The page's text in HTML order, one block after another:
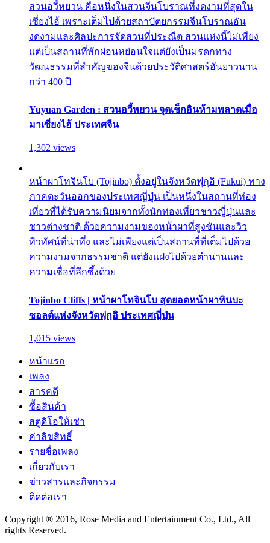
สวนอวี้หยวน คือหนึ่งในสวนจีนโบราณที่งดงามที่สุดใน
เซี่ยงไฮ้ เพราะเต็มไปด้วยสถาปัตยกรรมจีนโบราณอัน
งดงามและศิลปะการจัดสวนที่ประณีต สวนแห่งนี้ไม่เพียง
แต่เป็นสถานที่พักผ่อนหย่อนใจแต่ยังเป็นมรดกทาง
วัฒนธรรมที่สำคัญของจีนด้วยประวัติศาสตร์อันยาวนาน
กว่า 400 ปี
Yuyuan Garden : สวนอวี้หยวน จุดเช็กอินห้ามพลาดเมื่อ
มาเซี่ยงไฮ้ ประเทศจีน
1,302 views
หน้าผาโทจินโบ (Tojinbo) ตั้งอยู่ในจังหวัดฟุกุอิ (Fukui) ทาง
ภาคตะวันออกของประเทศญี่ปุ่น เป็นหนึ่งในสถานที่ท่อง
เที่ยวที่ได้รับความนิยมจากทั้งนักท่องเที่ยวชาวญี่ปุ่นและ
ชาวต่างชาติ ด้วยความงามของหน้าผาที่สูงชันและวิว
ทิวทัศน์ที่น่าทึ่ง และไม่เพียงแต่เป็นสถานที่ที่เต็มไปด้วย
ความงามจากธรรมชาติ แต่ยังแฝงไปด้วยตำนานและ
ความเชื่อที่ลึกซึ้งด้วย
Tojinbo Cliffs | หน้าผาโทจินโบ สุดยอดหน้าผาหินบะ
ซอลต์แห่งจังหวัดฟุกุอิ ประเทศญี่ปุ่น
1,015 views
หน้าแรก
เพลง
สารคดี
ซื้อสินค้า
สตูดิโอให้เช่า
ค่าลิขสิทธิ์
รายชื่อเพลง
เกี่ยวกับเรา
ข่าวสารและกิจกรรม
ติดต่อเรา
Copyright ® 2016, Rose Media and Entertainment Co., Ltd., All
rights Reserved.